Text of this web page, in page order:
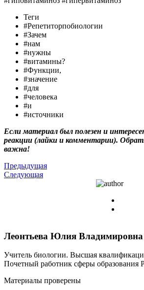
Теги
#Репетиторпобиологии
#Зачем
#нам
#нужны
#витамины?
#Функции,
#значение
#для
#человека
#и
#источники
Если материал был полезен и
реакции (лайки и комментарии).
важна!
Предыдущая
Следующая
Леонтьева Юлия Владимировна
Учитель биологии. Высшая
Почетный работник сферы образования
Материалы проверены